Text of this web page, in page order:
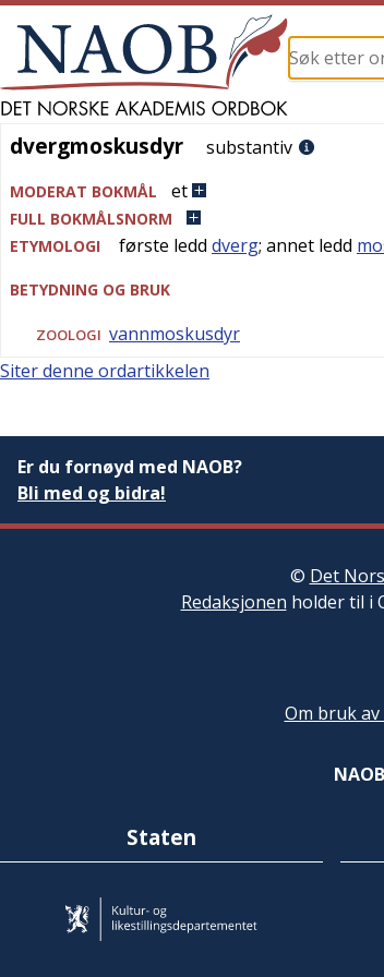
dvergmoskusdyr
dvergmoskusdyr substantiv
MODERAT BOKMÅL et
FULL BOKMÅLSNORM
ETYMOLOGI
første ledd dverg; annet ledd
BETYDNING OG BRUK
ZOOLOGI vannmoskusdyr
Siter denne ordartikkelen
Er du fornøyd med NAOB?
Bli med og bidra!
© Det
Redaksjonen holder til i
Om bruk
Staten